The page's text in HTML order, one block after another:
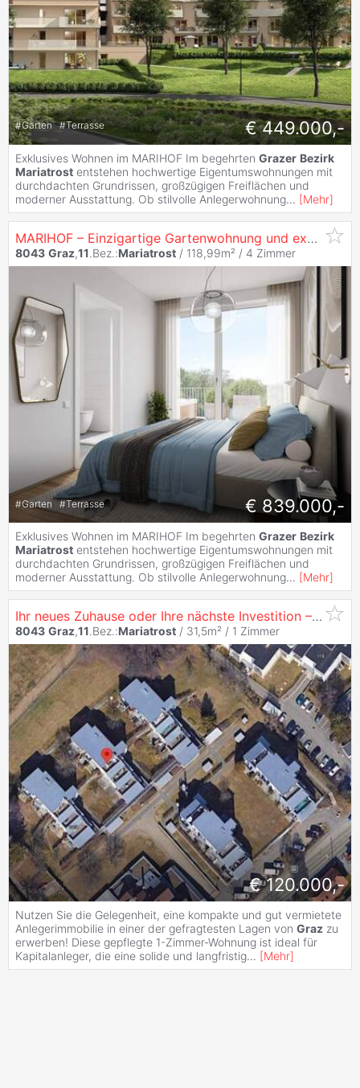
#Garten #Terrasse € 449.000,-
Exklusives Wohnen im MARIHOF Im begehrten Grazer Bezirk
Mariatrost entstehen hochwertige Eigentumswohnungen mit
durchdachten Grundrissen, großzügigen Freiflächen und
moderner Ausstattung. Ob stilvolle Anlegerwohnung... [Mehr]
MARIHOF – Einzigartige Gartenwohnung und exzellente Lebensqualität in
8043 Graz,11.Bez.:Mariatrost / 118,99m² / 4 Zimmer
#Garten #Terrasse € 839.000,-
Exklusives Wohnen im MARIHOF Im begehrten Grazer Bezirk
Mariatrost entstehen hochwertige Eigentumswohnungen mit
durchdachten Grundrissen, großzügigen Freiflächen und
moderner Ausstattung. Ob stilvolle Anlegerwohnung... [Mehr]
Ihr neues Zuhause oder Ihre nächste Investition – 1-Zimmer-Wohnung in
8043 Graz,11.Bez.:Mariatrost / 31,5m² / 1 Zimmer
€ 120.000,-
Nutzen Sie die Gelegenheit, eine kompakte und gut vermietete
Anlegerimmobilie in einer der gefragtesten Lagen von Graz zu
erwerben! Diese gepflegte 1-Zimmer-Wohnung ist ideal für
Kapitalanleger, die eine solide und langfristig... [Mehr]